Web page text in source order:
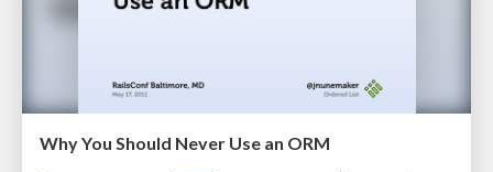
Why You Should Never Use an ORM